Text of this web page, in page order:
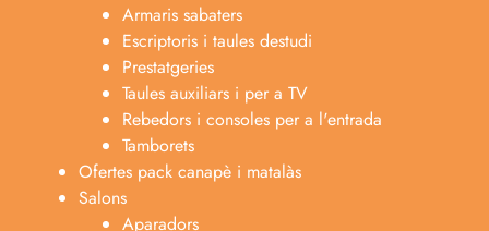
Armaris sabaters
Escriptoris i taules destudi
Prestatgeries
Taules auxiliars i per a TV
Rebedors i consoles per a l'entrada
Tamborets
Ofertes pack canapè i matalàs
Salons
Aparadors